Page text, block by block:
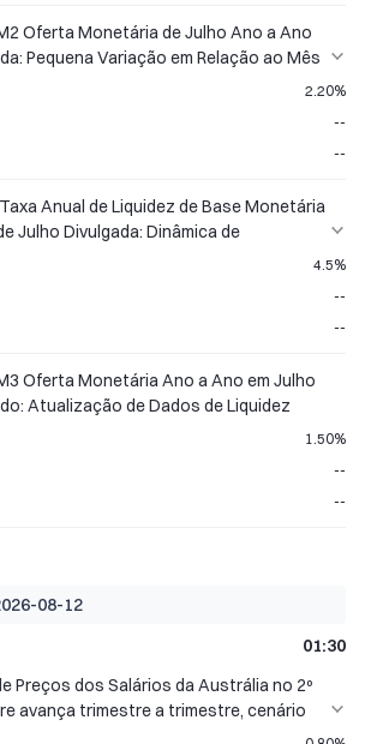
Oferta Monetária de Julho Ano a Ano
Pequena Variação em Relação ao Mês
2.20%
--
--
Anual de Liquidez de Base Monetária
Julho Divulgada: Dinâmica de
4.5%
--
--
Oferta Monetária Ano a Ano em Julho
Atualização de Dados de Liquidez
1.50%
--
--
08-12
01:30
Preços dos Salários da Austrália no 2º
avança trimestre a trimestre, cenário